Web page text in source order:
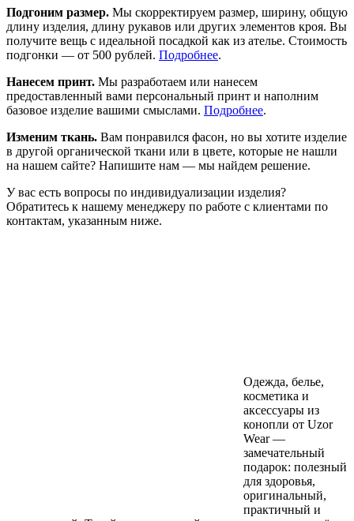
Подгоним размер. Мы скорректируем размер, ширину, общую
длину изделия, длину рукавов или других элементов кроя. Вы
получите вещь с идеальной посадкой как из ателье. Стоимость
подгонки — от 500 рублей. Подробнее.
Нанесем принт. Мы разработаем или нанесем
предоставленный вами персональный принт и наполним
базовое изделие вашими смыслами. Подробнее.
Изменим ткань. Вам понравился фасон, но вы хотите изделие
в другой органической ткани или в цвете, которые не нашли
на нашем сайте? Напишите нам — мы найдем решение.
У вас есть вопросы по индивидуализации изделия?
Обратитесь к нашему менеджеру по работе с клиентами по
контактам, указанным ниже.
Одежда, белье,
косметика и
аксессуары из
конопли от Uzor
Wear —
замечательный
подарок: полезный
для здоровья,
оригинальный,
практичный и